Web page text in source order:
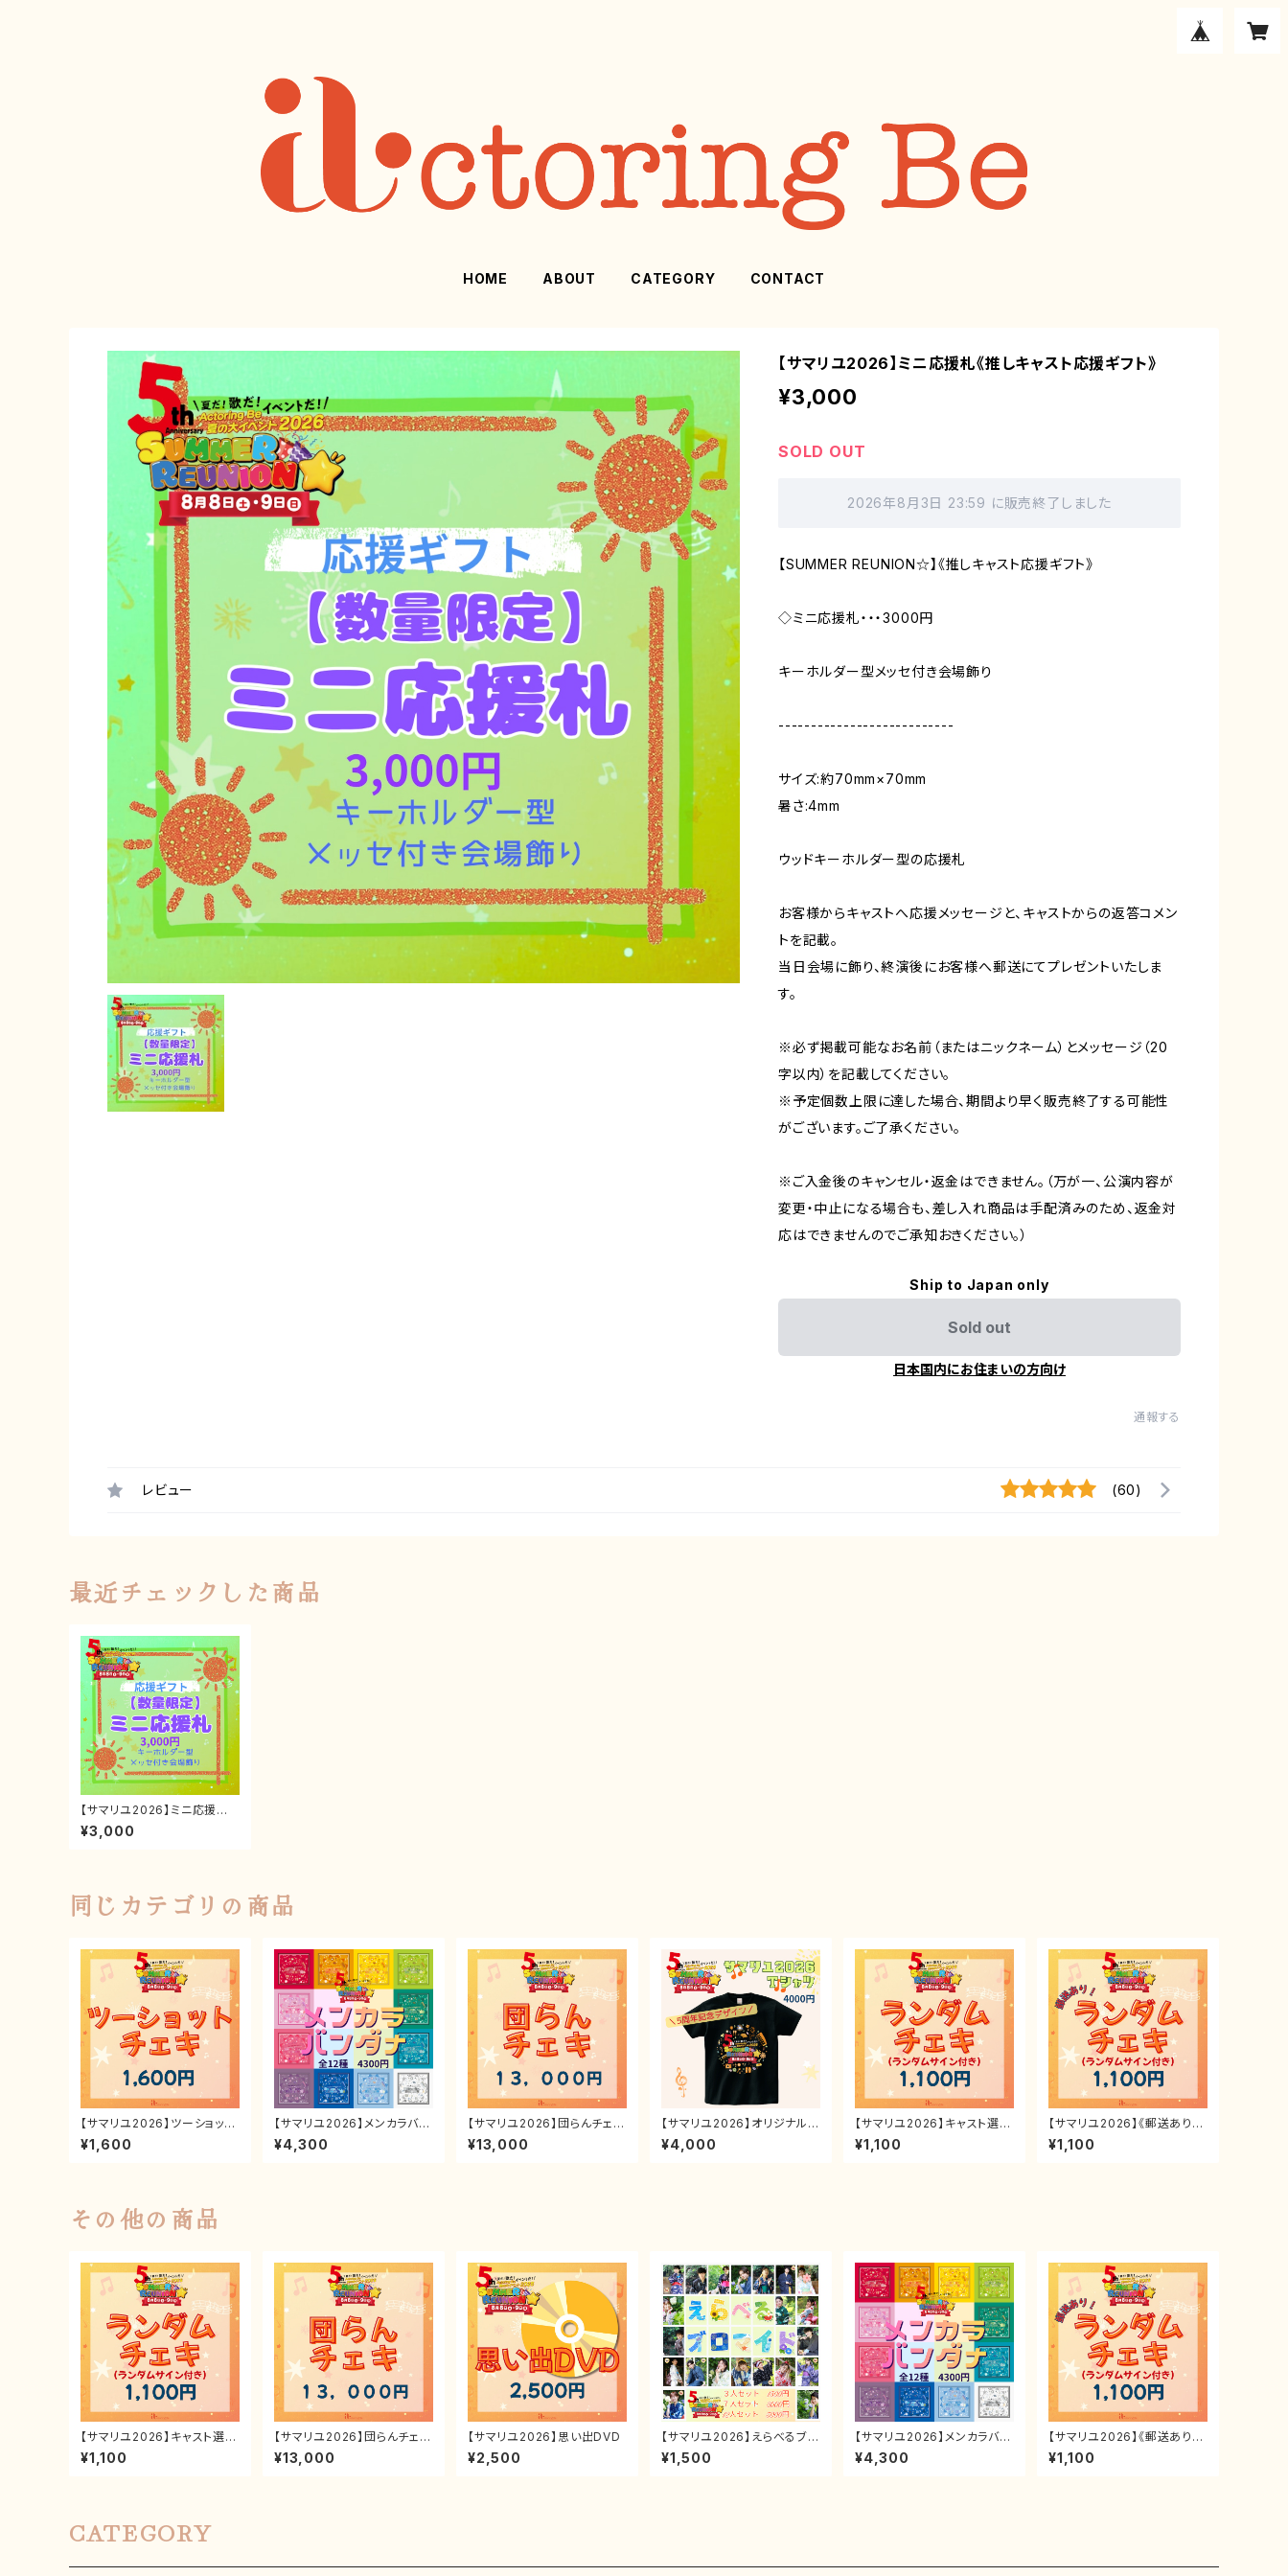
HOME ABOUT CATEGORY CONTACT
【サマリユ2026】ミニ応援札《推しキャスト応援ギフト》
¥3,000
SOLD OUT
2026年8月3日 23:59 に販売終了しました
【SUMMER REUNION☆】《推しキャスト応援ギフト》
◇ミニ応援札・・・3000円
キーホルダー型メッセ付き会場飾り
---------------------------
サイズ:約70mm×70mm
暑さ:4mm
ウッドキーホルダー型の応援札
お客様からキャストへ応援メッセージと、キャストからの返答コメン
トを記載。
当日会場に飾り、終演後にお客様へ郵送にてプレゼントいたしま
す。
※必ず掲載可能なお名前（またはニックネーム）とメッセージ（20
字以内）を記載してください。
※予定個数上限に達した場合、期間より早く販売終了する可能性
がございます。ご了承ください。
※ご入金後のキャンセル・返金はできません。（万が一、公演内容が
変更・中止になる場合も、差し入れ商品は手配済みのため、返金対
応はできませんのでご承知おきください。）
Ship to Japan only
Sold out
日本国内にお住まいの方向け
通報する
レビュー (60)
最近チェックした商品
【サマリユ2026】ミニ応援札
《推しキャスト応援ギフト》
¥3,000
同じカテゴリの商品
【サマリユ2026】ツーショット
チェキ券
¥1,600
【サマリユ2026】メンカラバン
ダナ
¥4,300
【サマリユ2026】団らんチェキ
券
¥13,000
【サマリユ2026】オリジナルT
シャツ
¥4,000
【サマリユ2026】キャスト選べ
るランダムチェキ(ランダムサ
イン入り)
¥1,100
【サマリユ2026】《郵送あり》
キャスト選べるランダムチェキ
(ランダムサイン入り)
¥1,100
その他の商品
【サマリユ2026】キャスト選べ
るランダムチェキ(ランダムサ
イン入り)
¥1,100
【サマリユ2026】団らんチェキ
券
¥13,000
【サマリユ2026】思い出DVD
¥2,500
【サマリユ2026】えらべるブロ
マイド（3人セット）
¥1,500
【サマリユ2026】メンカラバン
ダナ
¥4,300
【サマリユ2026】《郵送あり》
キャスト選べるランダムチェキ
(ランダムサイン入り)
¥1,100
CATEGORY